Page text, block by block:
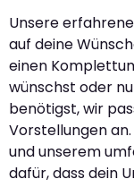
Unsere
auf deine
einen
wünschst oder
benötigst, wir
Vorstellungen
und unserem
dafür, dass dein